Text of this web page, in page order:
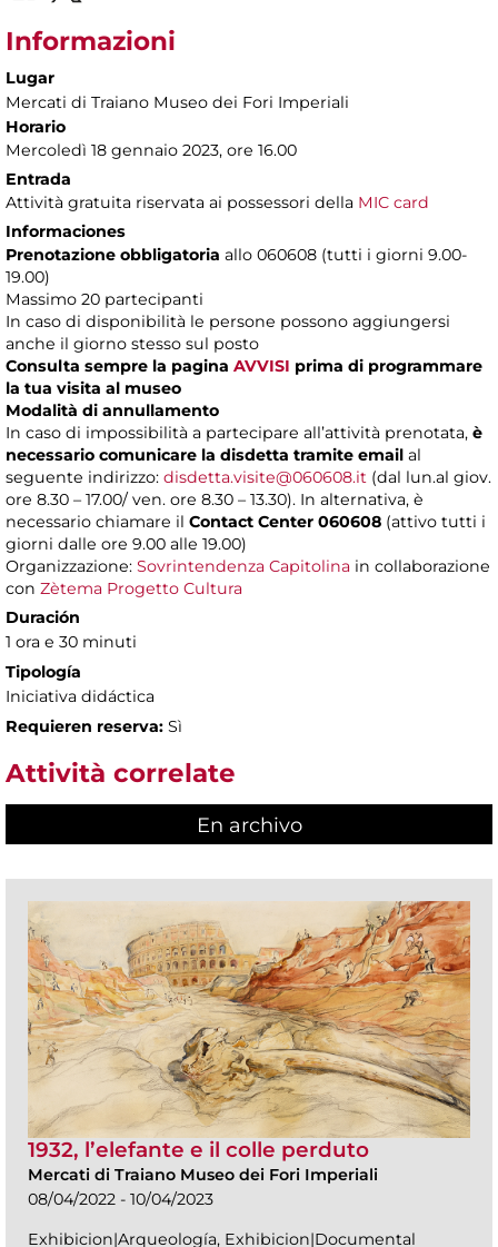
Informazioni
Lugar
Mercati di Traiano Museo dei Fori Imperiali
Horario
Mercoledì 18 gennaio 2023, ore 16.00
Entrada
Attività gratuita riservata ai possessori della MIC card
Informaciones
Prenotazione obbligatoria allo 060608 (tutti i giorni 9.00-
19.00)
Massimo 20 partecipanti
In caso di disponibilità le persone possono aggiungersi
anche il giorno stesso sul posto
Consulta sempre la pagina AVVISI prima di programmare
la tua visita al museo
Modalità di annullamento
In caso di impossibilità a partecipare all’attività prenotata, è
necessario comunicare la disdetta tramite email al
seguente indirizzo: disdetta.visite@060608.it (dal lun.al giov.
ore 8.30 – 17.00/ ven. ore 8.30 – 13.30). In alternativa, è
necessario chiamare il Contact Center 060608 (attivo tutti i
giorni dalle ore 9.00 alle 19.00)
Organizzazione: Sovrintendenza Capitolina in collaborazione
con Zètema Progetto Cultura
Duración
1 ora e 30 minuti
Tipología
Iniciativa didáctica
Requieren reserva: Sì
Attività correlate
En archivo
1932, l’elefante e il colle perduto
Mercati di Traiano Museo dei Fori Imperiali
08/04/2022 - 10/04/2023
Exhibicion|Arqueología, Exhibicion|Documental